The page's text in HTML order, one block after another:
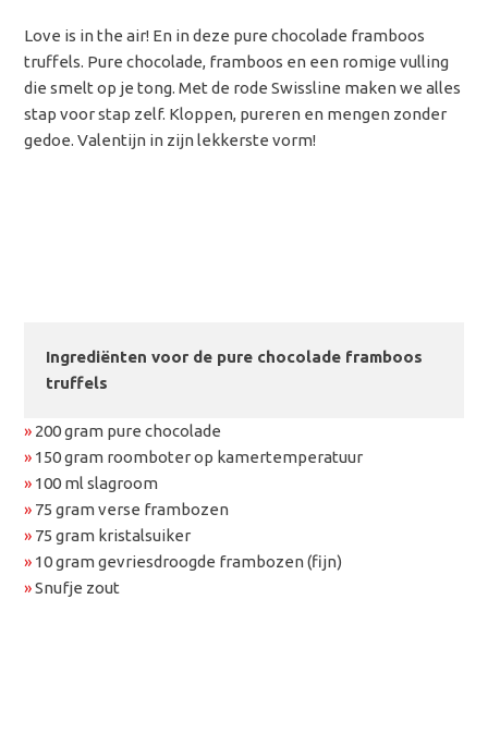
Love is in the air! En in deze pure chocolade framboos
truffels. Pure chocolade, framboos en een romige vulling
die smelt op je tong. Met de rode Swissline maken we alles
stap voor stap zelf. Kloppen, pureren en mengen zonder
gedoe. Valentijn in zijn lekkerste vorm!
Ingrediënten voor de pure chocolade framboos
truffels
» 200 gram pure chocolade
» 150 gram roomboter op kamertemperatuur
» 100 ml slagroom
» 75 gram verse frambozen
» 75 gram kristalsuiker
» 10 gram gevriesdroogde frambozen (fijn)
»Snufje zout